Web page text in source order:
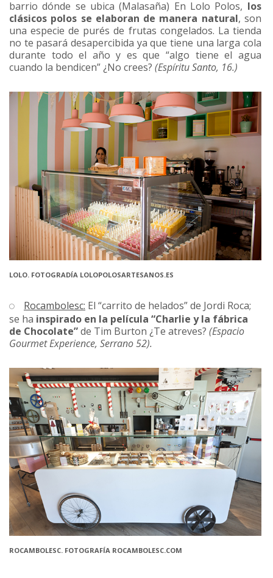
barrio dónde se ubica (Malasaña) En Lolo Polos, los
clásicos polos se elaboran de manera natural, son
una especie de purés de frutas congelados. La tienda
no te pasará desapercibida ya que tiene una larga cola
durante todo el año y es que “algo tiene el agua
cuando la bendicen” ¿No crees? (Espíritu Santo, 16.)
LOLO. FOTOGRADÍA LOLOPOLOSARTESANOS.ES
Rocambolesc: El “carrito de helados” de Jordi Roca;
se ha inspirado en la película “Charlie y la fábrica
de Chocolate”de Tim Burton ¿Te atreves? (Espacio
Gourmet Experience, Serrano 52).
ROCAMBOLESC. FOTOGRAFÍA ROCAMBOLESC.COM